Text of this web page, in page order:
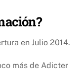
en Julio 2014.
más de Adicter